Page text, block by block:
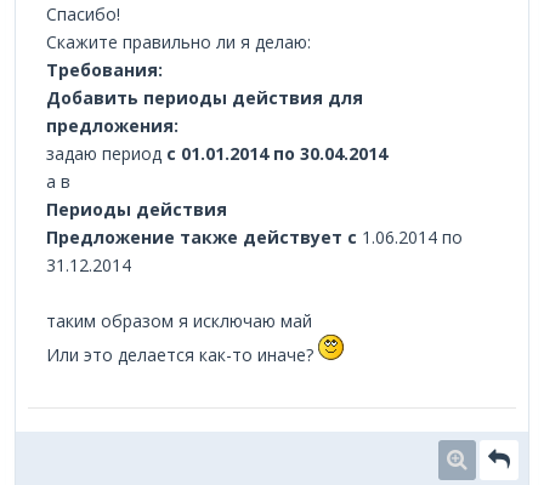
Спасибо!
Скажите правильно ли я делаю:
Требования:
Добавить периоды действия для
предложения:
задаю период с 01.01.2014 по 30.04.2014
а в
Периоды действия
Предложение также действует с 1.06.2014 по
31.12.2014
таким образом я исключаю май
Или это делается как-то иначе?